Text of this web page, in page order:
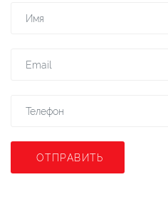
ОТПРАВИТЬ